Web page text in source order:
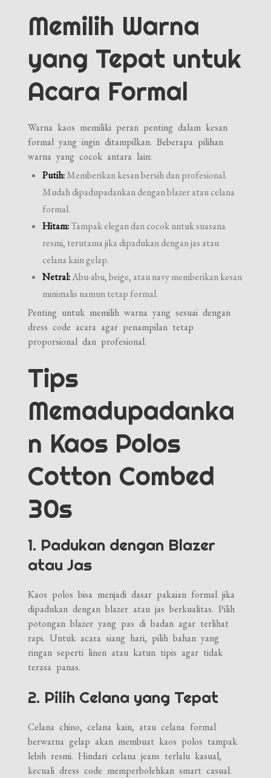
Memilih Warna
yang Tepat untuk
Acara Formal
Warna kaos memiliki peran penting dalam kesan
formal yang ingin ditampilkan. Beberapa pilihan
warna yang cocok antara lain:
Putih:Memberikan kesan bersih dan profesional.
Mudah dipadupadankan dengan blazer atau celana
formal.
Hitam:Tampak elegan dan cocok untuk suasana
resmi, terutama jika dipadukan dengan jas atau
celana kain gelap.
Netral:Abu-abu, beige, atau navy memberikan kesan
minimalis namun tetap formal.
Penting untuk memilih warna yang sesuai dengan
dress code acara agar penampilan tetap
proporsional dan profesional.
Tips
Memadupadanka
n Kaos Polos
Cotton Combed
30s
1. Padukan dengan Blazer
atau Jas
Kaos polos bisa menjadi dasar pakaian formal jika
dipadukan dengan blazer atau jas berkualitas. Pilih
potongan blazer yang pas di badan agar terlihat
rapi. Untuk acara siang hari, pilih bahan yang
ringan seperti linen atau katun tipis agar tidak
terasa panas.
2. Pilih Celana yang Tepat
Celana chino, celana kain, atau celana formal
berwarna gelap akan membuat kaos polos tampak
lebih resmi. Hindari celana jeans terlalu kasual,
kecuali dress code memperbolehkan smart casual.